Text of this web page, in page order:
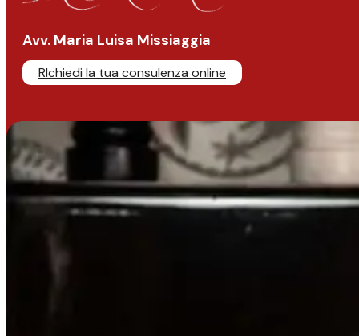
Avv. Maria Luisa Missiaggia
RIchiedi la tua consulenza online